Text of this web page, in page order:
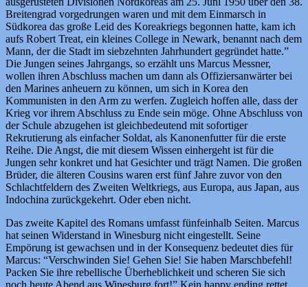
Breitengrad vorgedrungen waren und mit dem Einmarsch in
Südkorea das große Leid des Koreakriegs begonnen hatte, kam ich
aufs Robert Treat, ein kleines College in Newark, benannt nach dem
Mann, der die Stadt im siebzehnten Jahrhundert gegründet hatte.”
Die Jungen seines Jahrgangs, so erzählt uns Marcus Messner,
wollen ihren Abschluss machen um dann als Offiziersanwärter bei
den Marines anheuern zu können, um sich in Korea den
Kommunisten in den Arm zu werfen. Zugleich hoffen alle, dass der
Krieg vor ihrem Abschluss zu Ende sein möge. Ohne Abschluss von
der Schule abzugehen ist gleichbedeutend mit sofortiger
Rekrutierung als einfacher Soldat, als Kanonenfutter für die erste
Reihe. Die Angst, die mit diesem Wissen einhergeht ist für die
Jungen sehr konkret und hat Gesichter und trägt Namen. Die großen
Brüder, die älteren Cousins waren erst fünf Jahre zuvor von den
Schlachtfeldern des Zweiten Weltkriegs, aus Europa, aus Japan, aus
Indochina zurückgekehrt. Oder eben nicht.
Das zweite Kapitel des Romans umfasst fünfeinhalb Seiten. Marcus
hat seinen Widerstand in Winesburg nicht eingestellt. Seine
Empörung ist gewachsen und in der Konsequenz bedeutet dies für
Marcus: “Verschwinden Sie! Gehen Sie! Sie haben Marschbefehl!
Packen Sie ihre rebellische Überheblichkeit und scheren Sie sich